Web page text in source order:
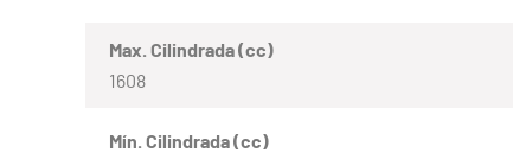
Max. Cilindrada (cc)
1608
Mín. Cilindrada (cc)